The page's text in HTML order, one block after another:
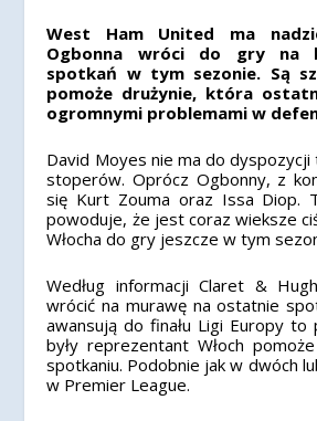
West Ham United ma
Ogbonna wróci do gry na
spotkań w tym sezonie. Są
pomoże drużynie, która
ogromnymi problemami w
David Moyes nie ma do
stoperów. Oprócz Ogbonny, z
się Kurt Zouma oraz Issa Diop.
powoduje, że jest coraz wieksze
Włocha do gry jeszcze w tym
Według informacji Claret &
wrócić na murawę na ostatnie
awansują do finału Ligi Europy to
były reprezentant Włoch
spotkaniu. Podobnie jak w dwóch
w Premier League.